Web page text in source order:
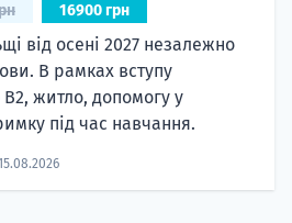
16900 грн
від осені 2027 незалежно
В рамках вступу
житло, допомогу у
під час навчання.